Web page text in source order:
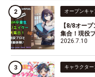
オープンキャ
【8/8オー
集合！現役
2026.7.10
キャラクター